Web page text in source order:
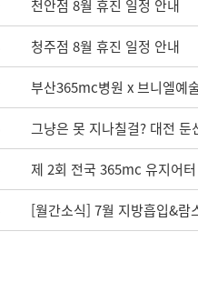
천안점 8월 휴진 일정 안내
청주점 8월 휴진 일정 안내
부산365mc병원 x 브니엘예
그냥은 못 지나칠걸? 대전
제 2회 전국 365mc 유지어
[월간소식] 7월 지방흡입&람